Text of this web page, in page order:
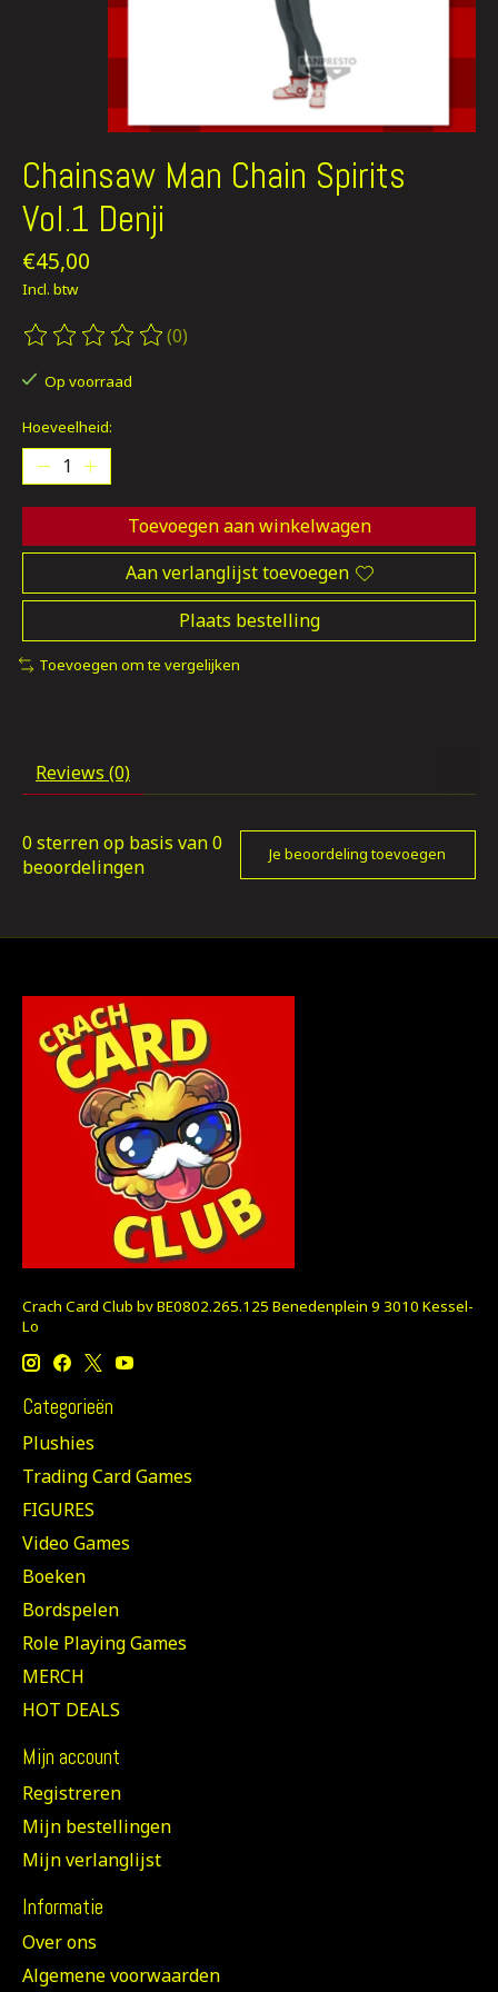
Chainsaw Man Chain Spirits
Vol.1 Denji
€45,00
Incl. btw
De beoordeling van dit product is
(0)
Op voorraad
Hoeveelheid:
Toevoegen aan winkelwagen
Aan verlanglijst toevoegen
Plaats bestelling
Toevoegen om te vergelijken
Reviews (0)
0 sterren op basis van0
beoordelingen
Je beoordeling toevoegen
Crach Card Club bv BE0802.265.125 Benedenplein 9 3010 Kessel-
Lo
Categorieën
Plushies
Trading Card Games
FIGURES
Video Games
Boeken
Bordspelen
Role Playing Games
MERCH
HOT DEALS
Mijn account
Registreren
Mijn bestellingen
Mijn verlanglijst
Informatie
Over ons
Algemene voorwaarden